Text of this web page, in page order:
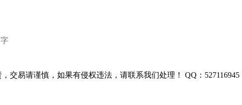
字
交易请谨慎，如果有侵权违法，请联系我们处理！ QQ：527116945